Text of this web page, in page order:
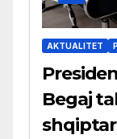
AKTUALITET
Begaj